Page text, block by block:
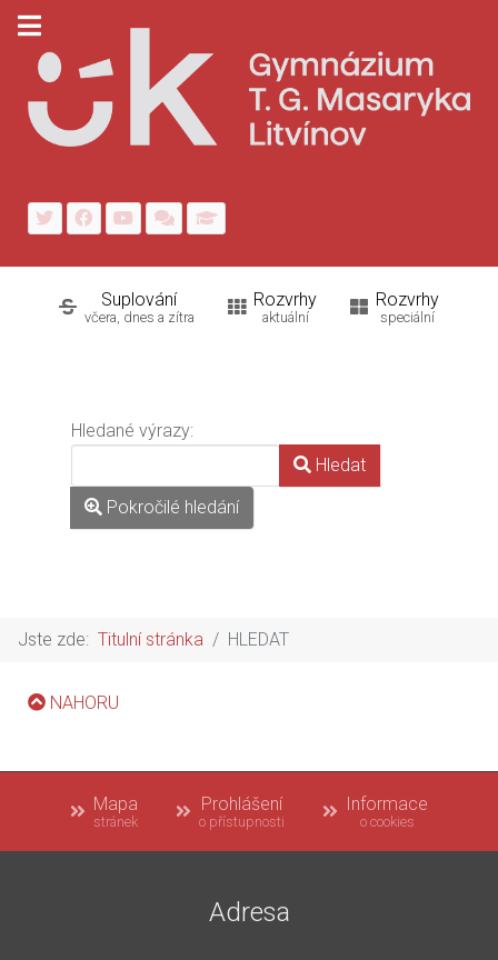
Suplování
včera, dnes a zítra
Rozvrhy
aktuální
Rozvrhy
speciální
Vyhledávací formulář
Hledané výrazy:
Hledat
Pokročilé hledání
Jste zde: Titulní stránka HLEDAT
NAHORU
Mapa
stránek
Prohlášení
o přístupnosti
Informace
o cookies
Adresa